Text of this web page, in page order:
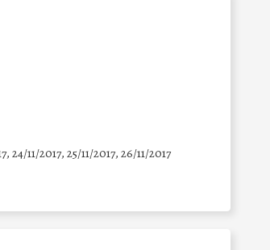
24/11/2017, 25/11/2017, 26/11/2017